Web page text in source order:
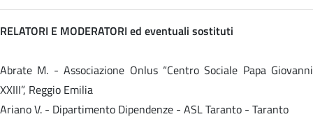
RELATORI E MODERATORI ed eventuali sostituti
Abrate M. - Associazione Onlus “Centro Sociale Papa Giovanni
XXIII”, Reggio Emilia
Ariano V. - Dipartimento Dipendenze - ASL Taranto - Taranto